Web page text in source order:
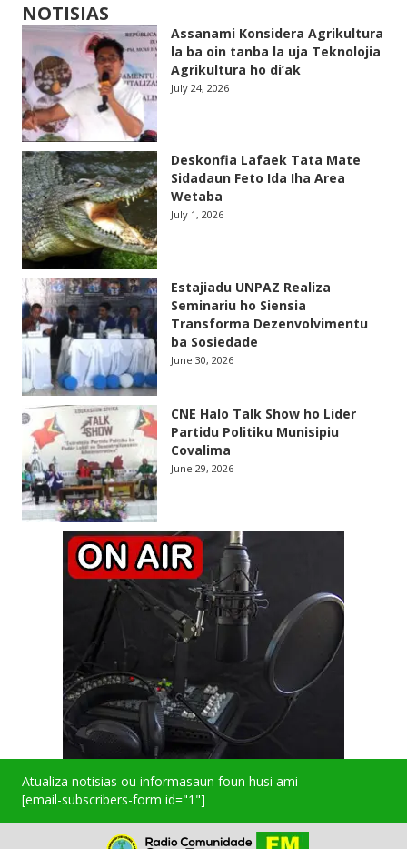
NOTISIAS
Assanami Konsidera Agrikultura
la ba oin tanba la uja Teknolojia
Agrikultura ho di’ak
July 24, 2026
Deskonfia Lafaek Tata Mate
Sidadaun Feto Ida Iha Area
Wetaba
July 1, 2026
Estajiadu UNPAZ Realiza
Seminariu ho Siensia
Transforma Dezenvolvimentu
ba Sosiedade
June 30, 2026
CNE Halo Talk Show ho Lider
Partidu Politiku Munisipiu
Covalima
June 29, 2026
Atualiza notisias ou informasaun foun husi ami
[email-subscribers-form id="1"]